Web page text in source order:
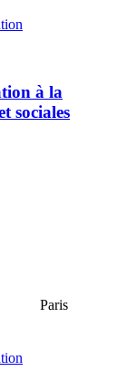
à la
sociales
Paris